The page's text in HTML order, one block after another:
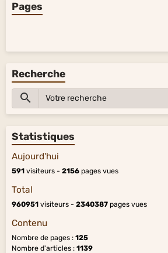
Pages
Recherche
Statistiques
Aujourd'hui
591 visiteurs - 2156 pages vues
Total
960951 visiteurs - 2340387 pages vues
Contenu
Nombre de pages : 125
Nombre d'articles : 1139